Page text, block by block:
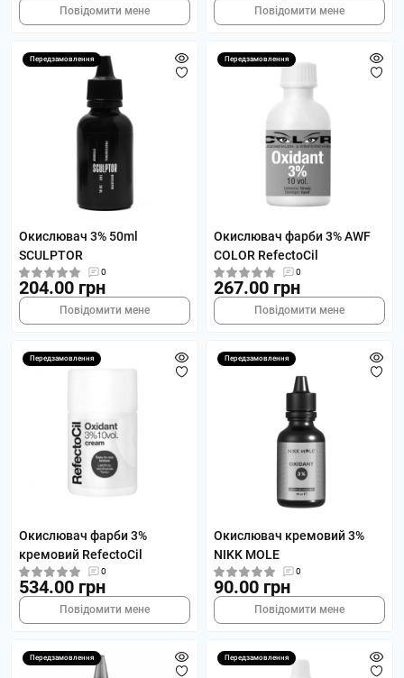
Повідомити мене Повідомити мене
Передзамовлення
Окислювач 3% 50ml
SCULPTOR
0
204.00 грн
Повідомити мене
Передзамовлення
Окислювач фарби 3% AWF
COLOR RefectoCil
0
267.00 грн
Повідомити мене
Передзамовлення
Окислювач фарби 3%
кремовий RefectoCil
0
534.00 грн
Повідомити мене
Передзамовлення
Окислювач кремовий 3%
NIKK MOLE
0
90.00 грн
Повідомити мене
Передзамовлення Передзамовлення